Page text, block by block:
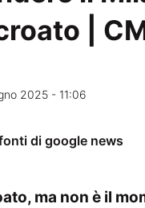
|
2025 - 11:06
di google news
ma non è il